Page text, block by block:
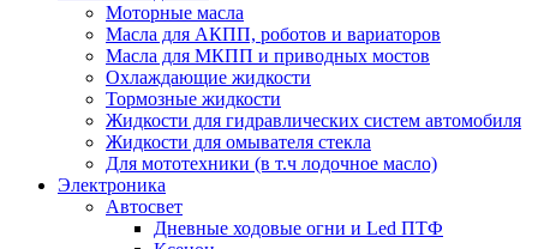
Моторные масла
Масла для АКПП, роботов и вариаторов
Масла для МКПП и приводных мостов
Охлаждающие жидкости
Тормозные жидкости
Жидкости для гидравлических систем автомобиля
Жидкости для омывателя стекла
Для мототехники (в т.ч лодочное масло)
Электроника
Автосвет
Дневные ходовые огни и Led ПТФ